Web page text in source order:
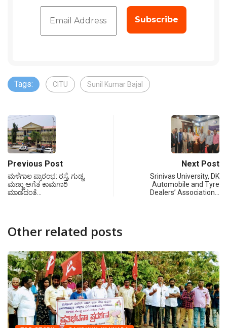
Tags: CITU Sunil Kumar Bajal
Previous Post
ಮಳೆಗಾಲ ಪ್ರಾರಂಭ: ರಸ್ತೆ, ಗುಡ್ಡ,
ಮಣ್ಣು ಅಗೆತ ಕಾಮಗಾರಿ
ಮಾಡದಂತೆ…
Next Post
Srinivas University, DK
Automobile and Tyre
Dealers’ Association…
Other related posts